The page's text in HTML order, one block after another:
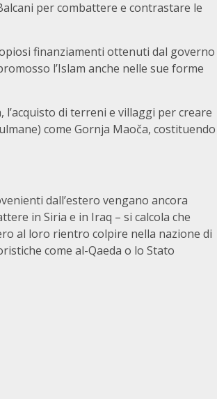
per combattere e contrastare le
finanziamenti ottenuti dal governo
l’Islam anche nelle sue forme
di terreni e villaggi per creare
come Gornja Maoča, costituendo
dall’estero vengano ancora
in Siria e in Iraq – si calcola che
al loro rientro colpire nella nazione di
come al-Qaeda o lo Stato